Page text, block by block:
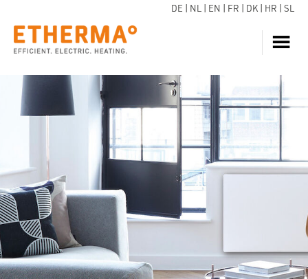
DE NL EN FR DK HR SL
NEEM CONTACT OP
VERWARMING
WARM WATER
SERVICE
DOWNLOADS
BLOGS
CONTACT
INSTALLATEURS